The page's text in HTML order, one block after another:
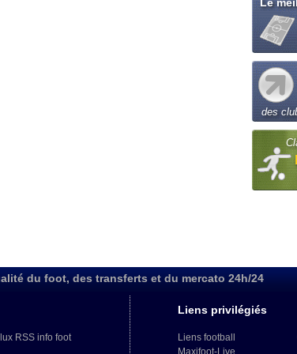
des
du foot, des transferts et du mercato 24h/24
RSS info foot
Liens privilégiés
Liens football
Maxifoot-Live